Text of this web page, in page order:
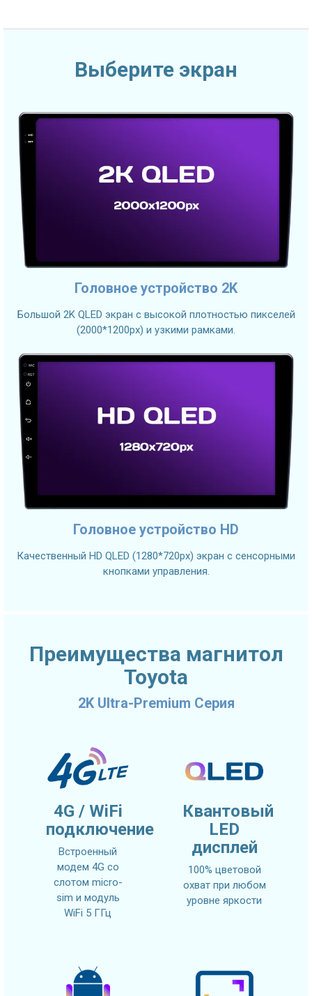
Выберите экран
Головное устройство 2K
Большой 2K QLED экран с высокой плотностью пикселей
(2000*1200px) и узкими рамками.
Головное устройство HD
Качественный HD QLED (1280*720px) экран с сенсорными
кнопками управления.
Преимущества магнитол
Toyota
2K Ultra-Premium Серия
4G / WiFi
подключение
Встроенный
модем 4G со
слотом micro-
sim и модуль
WiFi 5 ГГц
Квантовый
LED
дисплей
100% цветовой
охват при любом
уровне яркости